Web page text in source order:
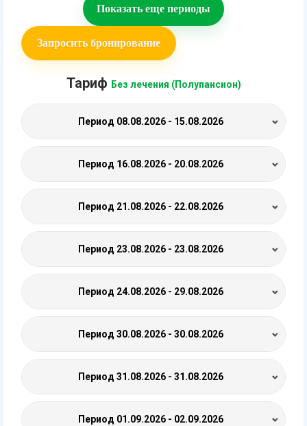
Показать еще периоды
Запросить бронирование
Тариф Без лечения (Полупансион)
Период 08.08.2026 - 15.08.2026
Период 16.08.2026 - 20.08.2026
Период 21.08.2026 - 22.08.2026
Период 23.08.2026 - 23.08.2026
Период 24.08.2026 - 29.08.2026
Период 30.08.2026 - 30.08.2026
Период 31.08.2026 - 31.08.2026
Период 01.09.2026 - 02.09.2026